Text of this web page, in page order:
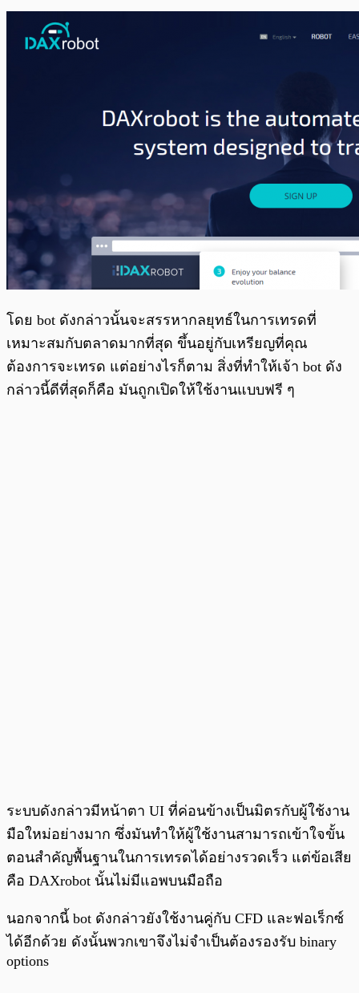
โดย bot ดังกล่าวนั้นจะสรรหากลยุทธ์ในการเทรดที่
เหมาะสมกับตลาดมากที่สุด ขึ้นอยู่กับเหรียญที่คุณ
ต้องการจะเทรด แต่อย่างไรก็ตาม สิ่งที่ทำให้เจ้า bot ดัง
กล่าวนี้ดีที่สุดก็คือ มันถูกเปิดให้ใช้งานแบบฟรี ๆ
ระบบดังกล่าวมีหน้าตา UI ที่ค่อนข้างเป็นมิตรกับผู้ใช้งาน
มือใหม่อย่างมาก ซึ่งมันทำให้ผู้ใช้งานสามารถเข้าใจขั้น
ตอนสำคัญพื้นฐานในการเทรดได้อย่างรวดเร็ว แต่ข้อเสีย
คือ DAXrobot นั้นไม่มีแอพบนมือถือ
นอกจากนี้ bot ดังกล่าวยังใช้งานคู่กับ CFD และฟอเร็กซ์
ได้อีกด้วย ดังนั้นพวกเขาจึงไม่จำเป็นต้องรองรับ binary
options